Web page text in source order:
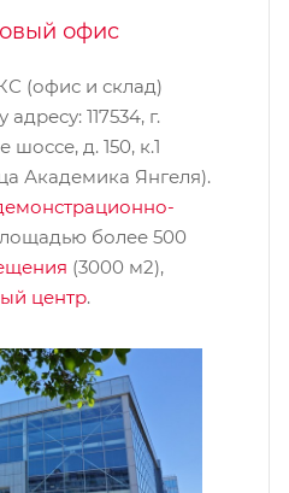
офис
(офис и склад)
117534, г.
д. 150, к.1
Академика Янгеля).
более 500
(3000 м2),
центр.